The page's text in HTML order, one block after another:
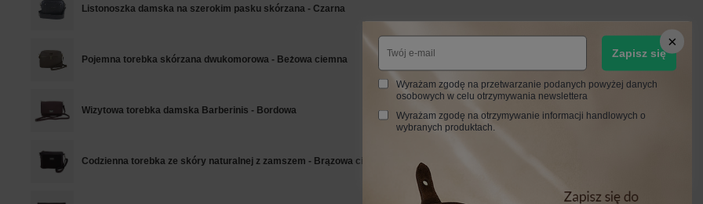
Listonoszka damska na szerokim pasku skórzana - Czarna
Pojemna torebka skórzana dwukomorowa - Beżowa ciemna
Wizytowa torebka damska Barberinis - Bordowa
Codzienna torebka ze skóry naturalnej z zamszem - Brązowa ciemna
Zapisz się
Wyrażam zgodę na przetwarzanie podanych powyżej danych
osobowych w celu otrzymywania newslettera
Wyrażam zgodę na otrzymywanie informacji handlowych o
wybranych produktach.